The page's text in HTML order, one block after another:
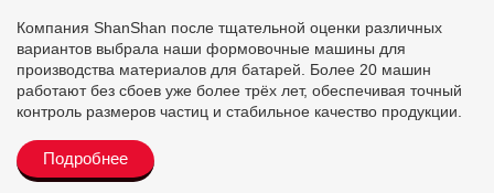
Компания ShanShan после тщательной оценки различных
вариантов выбрала наши формовочные машины для
производства материалов для батарей. Более 20 машин
работают без сбоев уже более трёх лет, обеспечивая точный
контроль размеров частиц и стабильное качество продукции.
Подробнее